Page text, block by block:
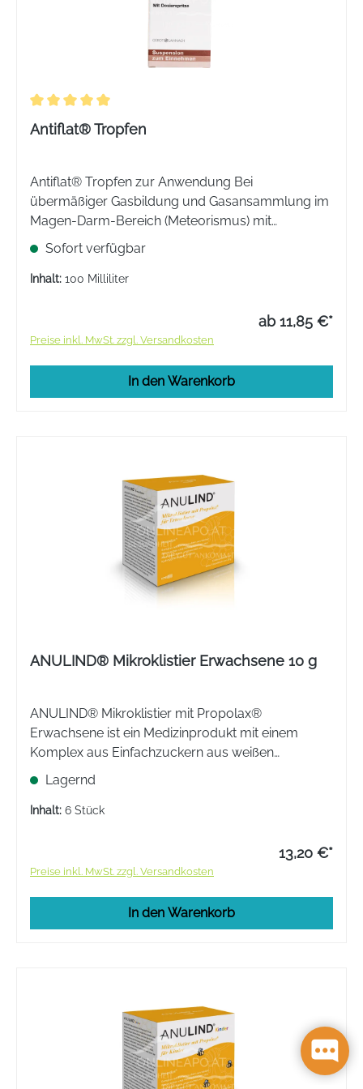
Durchschnittliche Bewertung von 5 von 5 Sternen
Antiflat® Tropfen
Antiflat® Tropfen zur Anwendung Bei
übermäßiger Gasbildung und Gasansammlung im
Magen-Darm-Bereich (Meteorismus) mit
funktionellen gastrointestinalen Beschwerden wie
Blähungen, Völlegefühl und Spannungsgefühl im
Oberbauch.
Sofort verfügbar
Inhalt: 100 Milliliter
ab 11,85 €*
Preise inkl. MwSt. zzgl. Versandkosten
In den Warenkorb
ANULIND® Mikroklistier Erwachsene 10 g
ANULIND® Mikroklistier mit Propolax®
Erwachsene ist ein Medizinprodukt mit einem
Komplex aus Einfachzuckern aus weißen
Weintrauben und Mehrfachzuckern aus Aloe und
Eibisch, angereichert mit hydroglycerischem
Propolis.
Lagernd
Inhalt: 6 Stück
13,20 €*
Preise inkl. MwSt. zzgl. Versandkosten
In den Warenkorb